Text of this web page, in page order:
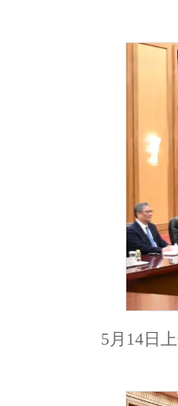
5月14日